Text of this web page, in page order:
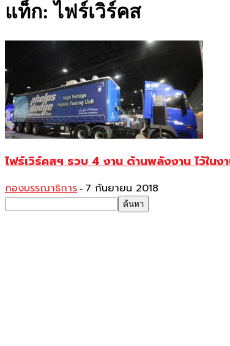
แท็ก: ไฟร์เวิร์คส
ไฟร์เวิร์คสฯ รวบ 4 งาน ด้านพลังงาน ไว้ใน
กองบรรณาธิการ - 7 กันยายน 2018